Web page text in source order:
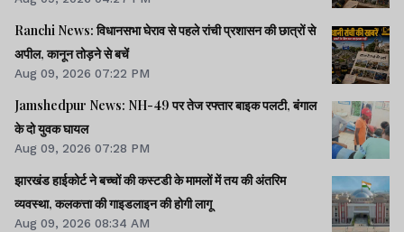
Ranchi News: विधानसभा घेराव से पहले रांची प्रशासन की छात्रों से
अपील, कानून तोड़ने से बचें
Aug 09, 2026 07:22 PM
Jamshedpur News: NH-49 पर तेज रफ्तार बाइक पलटी, बंगाल
के दो युवक घायल
Aug 09, 2026 07:28 PM
झारखंड हाईकोर्ट ने बच्चों की कस्टडी के मामलों में तय की अंतरिम
व्यवस्था, कलकत्ता की गाइडलाइन की होगी लागू
Aug 09, 2026 08:34 AM